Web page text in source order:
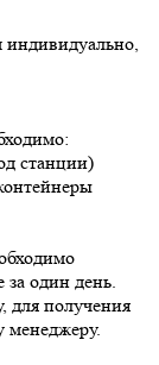
индивидуально,
станции)
за один день.
для получения
менеджеру.